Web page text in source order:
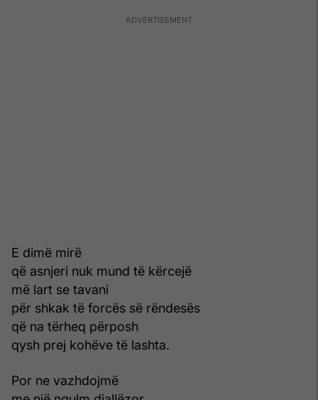
E dimë mirë
që asnjeri nuk mund të kërcejë
më lart se tavani
për shkak të forcës së rëndesës
që na tërheq përposh
qysh prej kohëve të lashta.
Por ne vazhdojmë